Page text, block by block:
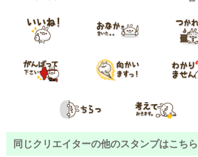
同じクリエイターの他のスタンプはこちら